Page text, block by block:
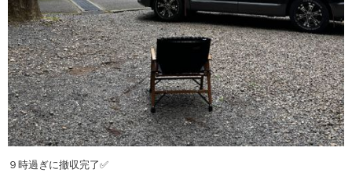
９時過ぎに撤収完了✅